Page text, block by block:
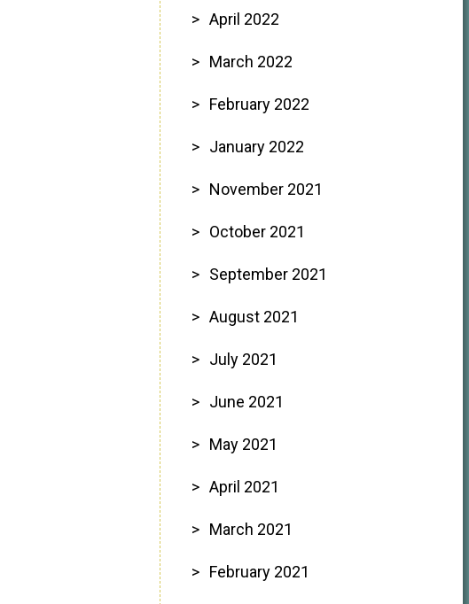
April 2022
March 2022
February 2022
January 2022
November 2021
October 2021
September 2021
August 2021
July 2021
June 2021
May 2021
April 2021
March 2021
February 2021